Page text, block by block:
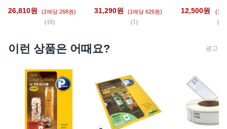
26,810원 (1매당 268원)
(10)
개
31,290원 (1매당 626원)
(1)
12,500원 (1매
(
이런 상품은 어때요? 광고